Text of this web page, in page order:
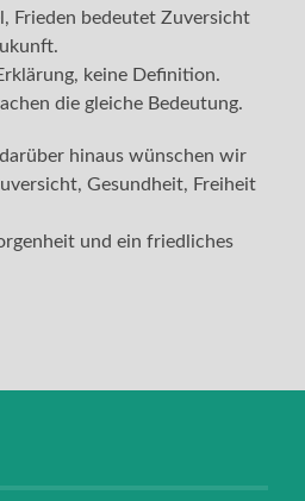
Frieden bedeutet Zuversicht
keine Definition.
die gleiche Bedeutung.
hinaus wünschen wir
Gesundheit, Freiheit
und ein friedliches